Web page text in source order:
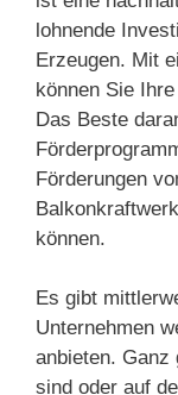
lohnende
Erzeugen. Mit
können Sie
Das Beste
Förderungen
können.
Es gibt
Unternehmen
anbieten. Ganz
sind oder auf